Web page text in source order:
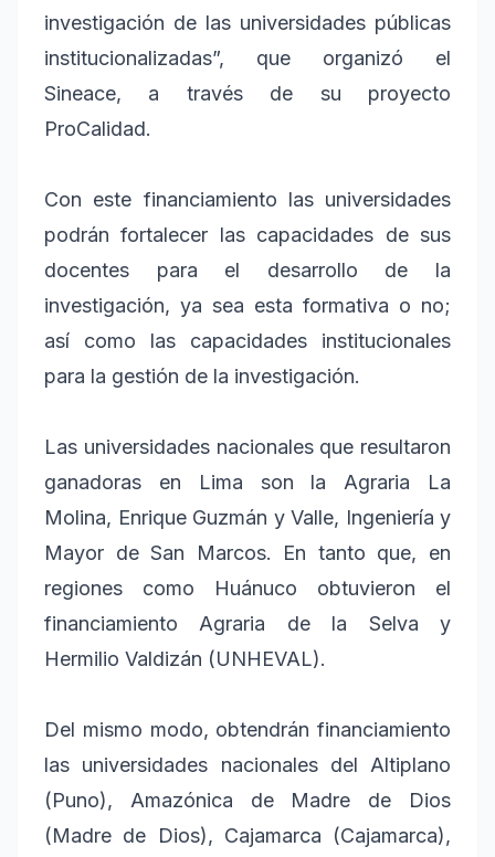
investigación de las universidades públicas
institucionalizadas”, que organizó el
Sineace, a través de su proyecto
ProCalidad.
Con este financiamiento las universidades
podrán fortalecer las capacidades de sus
docentes para el desarrollo de la
investigación, ya sea esta formativa o no;
así como las capacidades institucionales
para la gestión de la investigación.
Las universidades nacionales que resultaron
ganadoras en Lima son la Agraria La
Molina, Enrique Guzmán y Valle, Ingeniería y
Mayor de San Marcos. En tanto que, en
regiones como Huánuco obtuvieron el
financiamiento Agraria de la Selva y
Hermilio Valdizán (UNHEVAL).
Del mismo modo, obtendrán financiamiento
las universidades nacionales del Altiplano
(Puno), Amazónica de Madre de Dios
(Madre de Dios), Cajamarca (Cajamarca),